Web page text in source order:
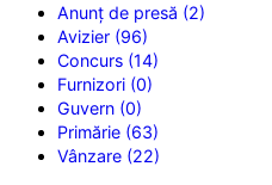
Anunț de presă (2)
Avizier (96)
Concurs (14)
Furnizori (0)
Guvern (0)
Primărie (63)
Vânzare (22)